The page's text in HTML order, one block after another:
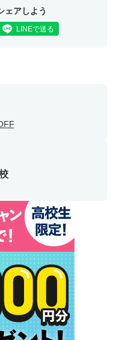
ェアしよう
LINEで送る